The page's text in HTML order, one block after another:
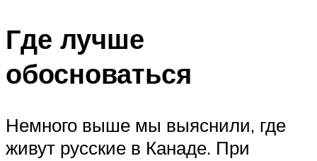
Где лучше
обосноваться
Немного выше мы выяснили, где
живут русские в Канаде. При